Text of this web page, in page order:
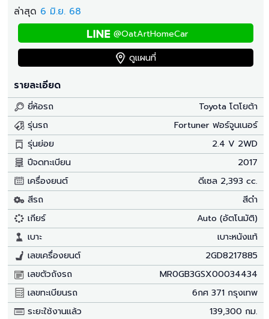
ล่าสุด 6 มิ.ย. 68
@OatArtHomeCar
ดูแผนที่
รายละเอียด
ยี่ห้อรถ
Toyota โตโยต้า
รุ่นรถ
Fortuner ฟอร์จูนเนอร์
รุ่นย่อย
2.4 V 2WD
ปีจดทะเบียน
2017
เครื่องยนต์
ดีเซล 2,393 cc.
สีรถ
สีดำ
เกียร์
Auto (อัตโนมัติ)
เบาะ
เบาะหนังแท้
เลขเครื่องยนต์
2GD8217885
เลขตัวถังรถ
MR0GB3GSX00034434
เลขทะเบียนรถ
6กศ 371 กรุงเทพ
ระยะใช้งานแล้ว
139,300 กม.